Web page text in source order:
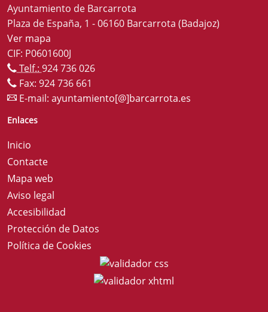
Ayuntamiento de Barcarrota
Plaza de España, 1 - 06160 Barcarrota (Badajoz)
Ver mapa
CIF: P0601600J
Telf.: 924 736 026
Fax: 924 736 661
E-mail: ayuntamiento[@]barcarrota.es
Enlaces
Inicio
Contacte
Mapa web
Aviso legal
Accesibilidad
Protección de Datos
Política de Cookies